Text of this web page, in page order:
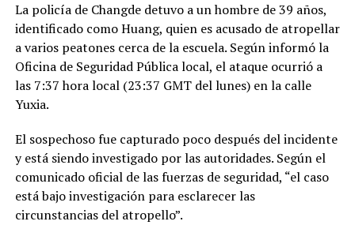
La policía de Changde detuvo a un hombre de 39 años,
identificado como Huang, quien es acusado de atropellar
a varios peatones cerca de la escuela. Según informó la
Oficina de Seguridad Pública local, el ataque ocurrió a
las 7:37 hora local (23:37 GMT del lunes) en la calle
Yuxia.
El sospechoso fue capturado poco después del incidente
y está siendo investigado por las autoridades. Según el
comunicado oficial de las fuerzas de seguridad, “el caso
está bajo investigación para esclarecer las
circunstancias del atropello”.